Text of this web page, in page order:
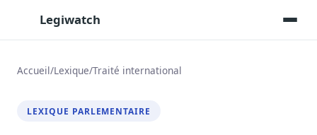
Legiwatch
Posez vos questions, réponses sourcées
Accueil/Lexique/Traité international
LEXIQUE PARLEMENTAIRE